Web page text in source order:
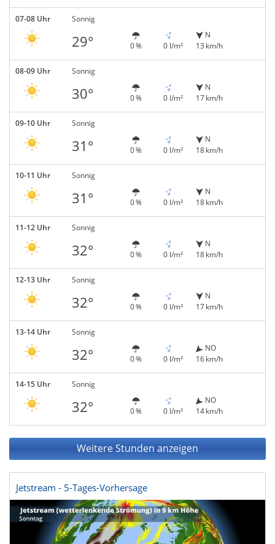
07-08 Uhr Sonnig
29° 0 % 0 l/m²
N
13 km/h
08-09 Uhr Sonnig
30° 0 % 0 l/m²
N
17 km/h
09-10 Uhr Sonnig
31° 0 % 0 l/m²
N
18 km/h
10-11 Uhr Sonnig
31° 0 % 0 l/m²
N
18 km/h
11-12 Uhr Sonnig
32° 0 % 0 l/m²
N
18 km/h
12-13 Uhr Sonnig
32° 0 % 0 l/m²
N
17 km/h
13-14 Uhr Sonnig
32° 0 % 0 l/m²
NO
16 km/h
14-15 Uhr Sonnig
32° 0 % 0 l/m²
NO
14 km/h
Weitere Stunden anzeigen
Jetstream - 5-Tages-Vorhersage